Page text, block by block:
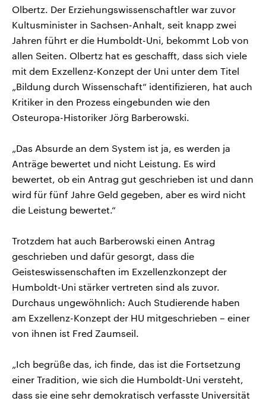
Olbertz. Der Erziehungswissenschaftler war zuvor
Kultusminister in Sachsen-Anhalt, seit knapp zwei
Jahren führt er die Humboldt-Uni, bekommt Lob von
allen Seiten. Olbertz hat es geschafft, dass sich viele
mit dem Exzellenz-Konzept der Uni unter dem Titel
„Bildung durch Wissenschaft“ identifizieren, hat auch
Kritiker in den Prozess eingebunden wie den
Osteuropa-Historiker Jörg Barberowski.
„Das Absurde an dem System ist ja, es werden ja
Anträge bewertet und nicht Leistung. Es wird
bewertet, ob ein Antrag gut geschrieben ist und dann
wird für fünf Jahre Geld gegeben, aber es wird nicht
die Leistung bewertet.“
Trotzdem hat auch Barberowski einen Antrag
geschrieben und dafür gesorgt, dass die
Geisteswissenschaften im Exzellenzkonzept der
Humboldt-Uni stärker vertreten sind als zuvor.
Durchaus ungewöhnlich: Auch Studierende haben
am Exzellenz-Konzept der HU mitgeschrieben – einer
von ihnen ist Fred Zaumseil.
„Ich begrüße das, ich finde, das ist die Fortsetzung
einer Tradition, wie sich die Humboldt-Uni versteht,
dass sie eine sehr demokratisch verfasste Universität